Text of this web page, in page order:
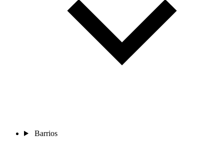
Barrios